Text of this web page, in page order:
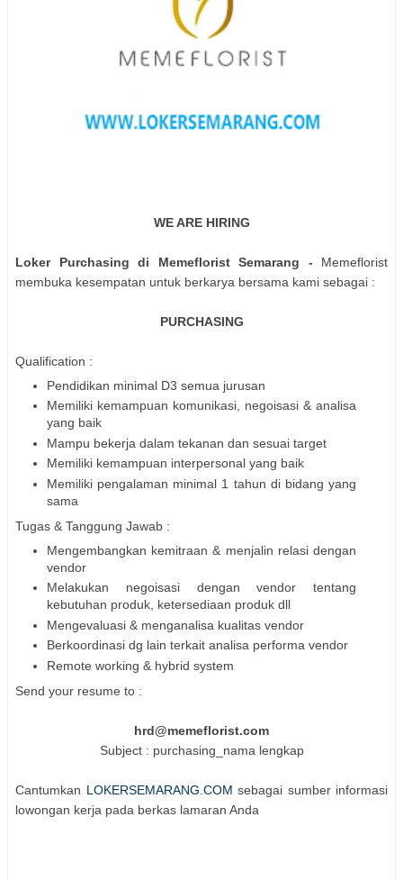
WE ARE HIRING
Loker Purchasing di Memeflorist Semarang - Memeflorist
membuka kesempatan untuk berkarya bersama kami sebagai :
PURCHASING
Qualification :
Pendidikan minimal D3 semua jurusan
Memiliki kemampuan komunikasi, negoisasi & analisa
yang baik
Mampu bekerja dalam tekanan dan sesuai target
Memiliki kemampuan interpersonal yang baik
Memiliki pengalaman minimal 1 tahun di bidang yang
sama
Tugas & Tanggung Jawab :
Mengembangkan kemitraan & menjalin relasi dengan
vendor
Melakukan negoisasi dengan vendor tentang
kebutuhan produk, ketersediaan produk dll
Mengevaluasi & menganalisa kualitas vendor
Berkoordinasi dg lain terkait analisa performa vendor
Remote working & hybrid system
Send your resume to :
hrd@memeflorist.com
Subject : purchasing_nama lengkap
Cantumkan LOKERSEMARANG.COM sebagai sumber informasi
lowongan kerja pada berkas lamaran Anda